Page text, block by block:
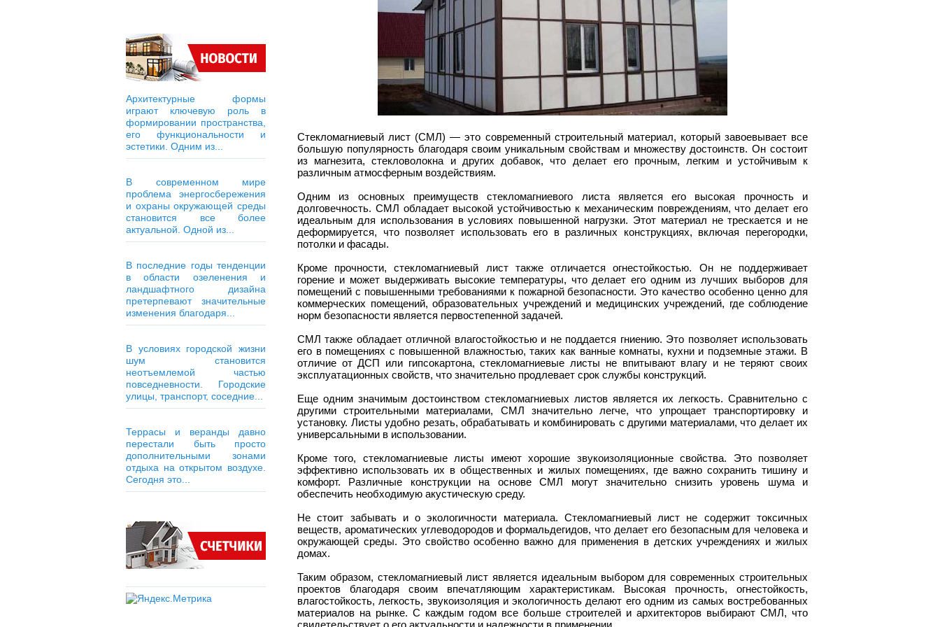
Архитектурные формы
играют ключевую роль в
формировании пространства,
его функциональности и
эстетики. Одним из...
В современном мире
проблема энергосбережения
и охраны окружающей среды
становится все более
актуальной. Одной из...
В последние годы тенденции
в области озеленения и
ландшафтного дизайна
претерпевают значительные
изменения благодаря...
В условиях городской жизни
шум становится
неотъемлемой частью
повседневности. Городские
улицы, транспорт, соседние...
Террасы и веранды давно
перестали быть просто
дополнительными зонами
отдыха на открытом воздухе.
Сегодня это...
Стекломагниевый лист (СМЛ) — это современный строительный материал, который завоевывает все
большую популярность благодаря своим уникальным свойствам и множеству достоинств. Он состоит
из магнезита, стекловолокна и других добавок, что делает его прочным, легким и устойчивым к
различным атмосферным воздействиям.
Одним из основных преимуществ стекломагниевого листа является его высокая прочность и
долговечность. СМЛ обладает высокой устойчивостью к механическим повреждениям, что делает его
идеальным для использования в условиях повышенной нагрузки. Этот материал не трескается и не
деформируется, что позволяет использовать его в различных конструкциях, включая перегородки,
потолки и фасады.
Кроме прочности, стекломагниевый лист также отличается огнестойкостью. Он не поддерживает
горение и может выдерживать высокие температуры, что делает его одним из лучших выборов для
помещений с повышенными требованиями к пожарной безопасности. Это качество особенно ценно для
коммерческих помещений, образовательных учреждений и медицинских учреждений, где соблюдение
норм безопасности является первостепенной задачей.
СМЛ также обладает отличной влагостойкостью и не поддается гниению. Это позволяет использовать
его в помещениях с повышенной влажностью, таких как ванные комнаты, кухни и подземные этажи. В
отличие от ДСП или гипсокартона, стекломагниевые листы не впитывают влагу и не теряют своих
эксплуатационных свойств, что значительно продлевает срок службы конструкций.
Еще одним значимым достоинством стекломагниевых листов является их легкость. Сравнительно с
другими строительными материалами, СМЛ значительно легче, что упрощает транспортировку и
установку. Листы удобно резать, обрабатывать и комбинировать с другими материалами, что делает их
универсальными в использовании.
Кроме того, стекломагниевые листы имеют хорошие звукоизоляционные свойства. Это позволяет
эффективно использовать их в общественных и жилых помещениях, где важно сохранить тишину и
комфорт. Различные конструкции на основе СМЛ могут значительно снизить уровень шума и
обеспечить необходимую акустическую среду.
Не стоит забывать и о экологичности материала. Стекломагниевый лист не содержит токсичных
веществ, ароматических углеводородов и формальдегидов, что делает его безопасным для человека и
окружающей среды. Это свойство особенно важно для применения в детских учреждениях и жилых
домах.
Таким образом, стекломагниевый лист является идеальным выбором для современных строительных
проектов благодаря своим впечатляющим характеристикам. Высокая прочность, огнестойкость,
влагостойкость, легкость, звукоизоляция и экологичность делают его одним из самых востребованных
материалов на рынке. С каждым годом все больше строителей и архитекторов выбирают СМЛ, что
свидетельствует о его актуальности и надежности в применении.